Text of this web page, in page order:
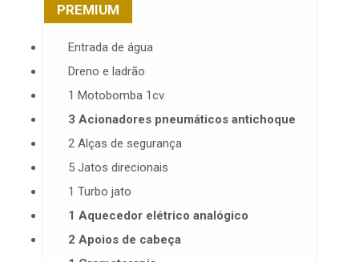
PREMIUM
Entrada de água
Dreno e ladrão
1 Motobomba 1cv
3 Acionadores pneumáticos antichoque
2 Alças de segurança
5 Jatos direcionais
1 Turbo jato
1 Aquecedor elétrico analógico
2 Apoios de cabeça